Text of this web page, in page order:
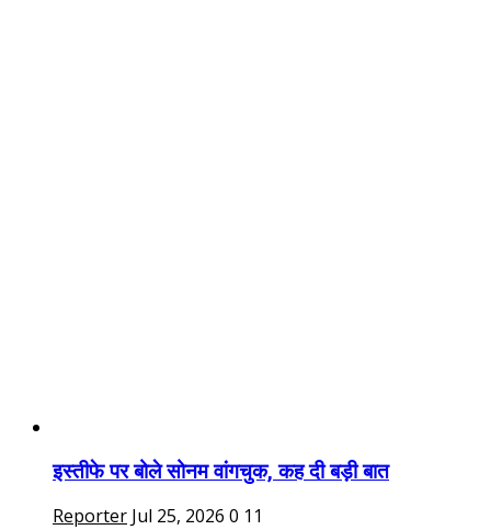
इस्तीफे पर बोले सोनम वांगचुक, कह दी बड़ी बात
Reporter Jul 25, 2026 0 11